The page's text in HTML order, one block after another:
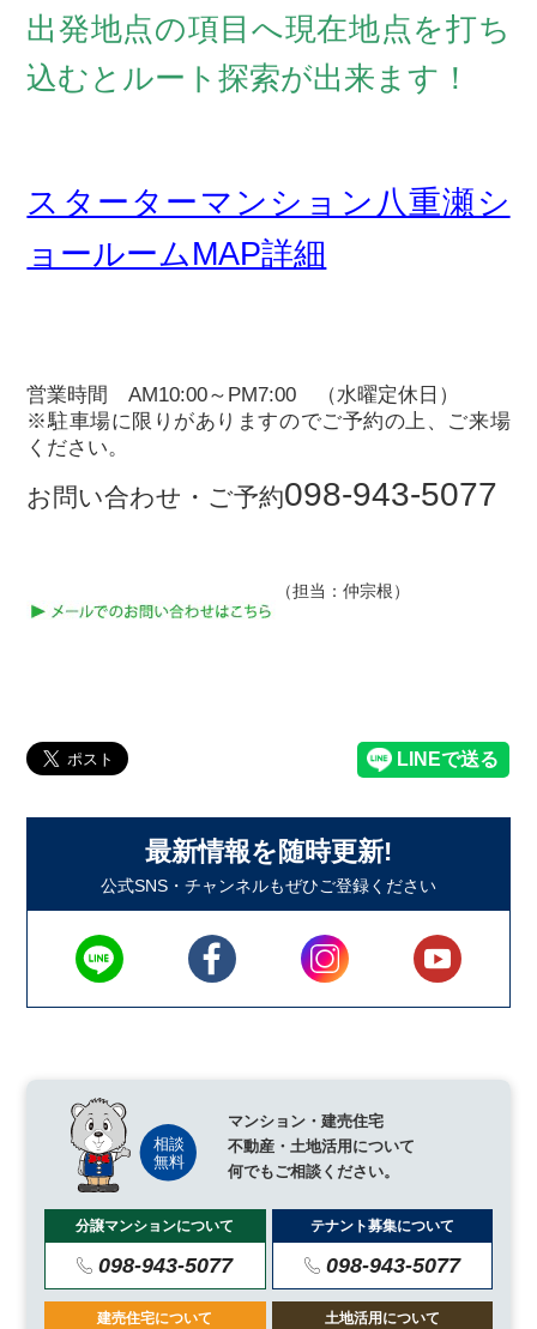
出発地点の項目へ現在地点を打ち
込むとルート探索が出来ます！
スターターマンション八重瀬シ
ョールームMAP詳細
営業時間 AM10:00～PM7:00 （水曜定休日）
※駐車場に限りがありますのでご予約の上、ご来場
ください。
お問い合わせ・ご予約098-943-5077
（担当：仲宗根）
最新情報を随時更新!
公式SNS・チャンネルもぜひご登録ください
マンション・建売住宅
不動産・土地活用について
何でもご相談ください。
分譲マンションについて
098-943-5077
テナント募集について
098-943-5077
建売住宅について 土地活用について